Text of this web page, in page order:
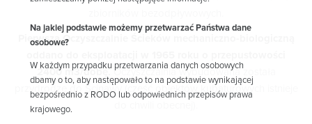
Pierwszą Oczyszczalnie Ścieków mechaniczno-biologiczną
2400 m3/dobę.Oczyszczalnia wybudowana została
przydrodze do Ścinawy (część obiektów kubaturowych istnieje
Na jakiej podstawie możemy przetwarzać Państwa dane
osobowe?
W każdym przypadku przetwarzania danych osobowych
dbamy o to, aby następowało to na podstawie wynikającej
bezpośrednio z RODO lub odpowiednich przepisów prawa
krajowego.